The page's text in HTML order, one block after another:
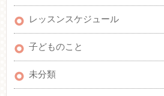
レッスンスケジュール
子どものこと
未分類